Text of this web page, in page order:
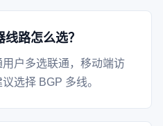
路怎么选？
户多选联通，移动端访
选择 BGP 多线。